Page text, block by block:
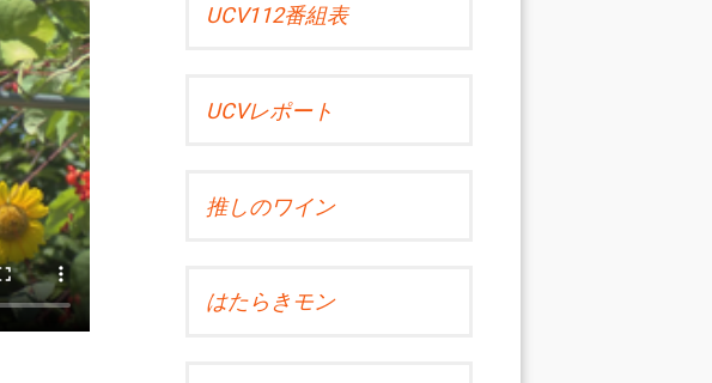
UCV112番組表
UCVレポート
推しのワイン
はたらきモン